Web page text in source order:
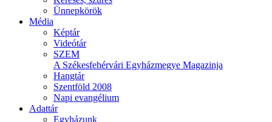
Ünnepkörök
Média
Képtár
Videótár
SZEM
A Székesfehérvári Egyházmegye Magazinja
Hangtár
Szentföld 2008
Napi evangélium
Adattár
Egyházunk